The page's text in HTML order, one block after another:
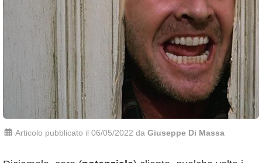
Articolo pubblicato il 06/05/2022 da Giuseppe Di Massa